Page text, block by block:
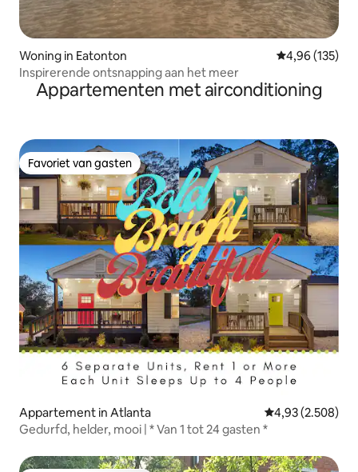
Woning in Eatonton Gemiddelde
4,96 (135)
Inspirerende ontsnapping aan het meer
Appartementen met airconditioning
Favoriet van gasten
Favoriet van gasten
Appartement in Atlanta Gemiddelde
4,93 (2.508)
Gedurfd, helder, mooi | * Van 1 tot 24 gasten *